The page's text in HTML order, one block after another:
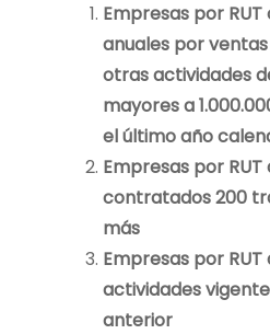
Empresas por
anuales por
otras actividades
mayores a
el último año
Empresas por
contratados 200
más
Empresas por
actividades
anterior